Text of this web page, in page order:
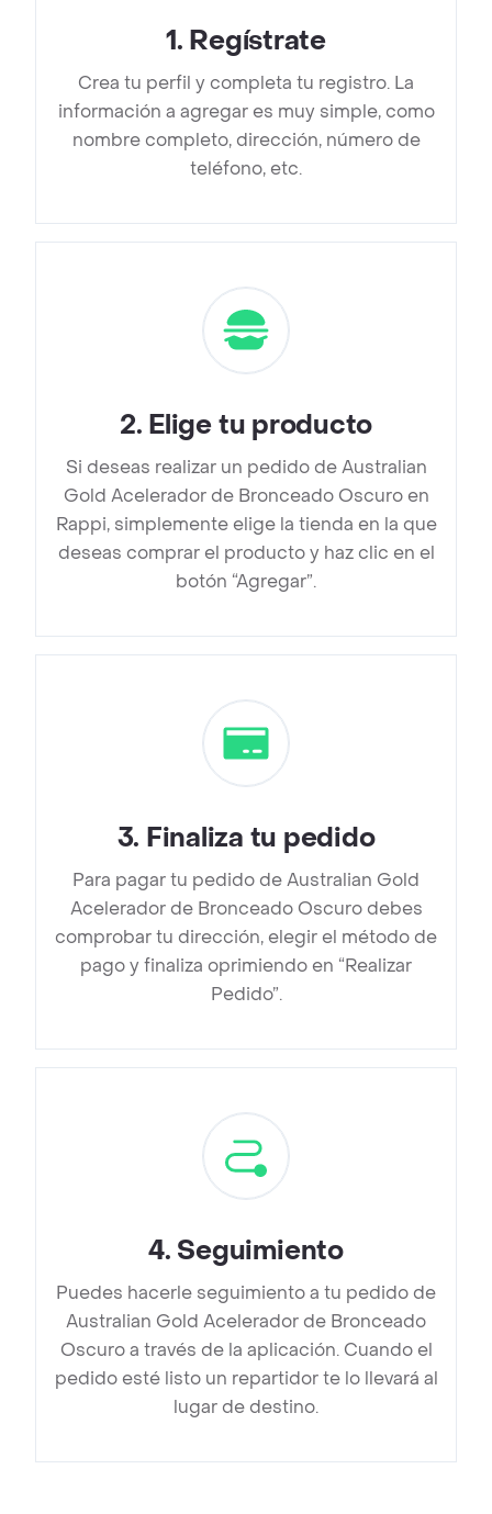
1. Regístrate
Crea tu perfil y completa tu registro. La
información a agregar es muy simple, como
nombre completo, dirección, número de
teléfono, etc.
2. Elige tu producto
Si deseas realizar un pedido de Australian
Gold Acelerador de Bronceado Oscuro en
Rappi, simplemente elige la tienda en la que
deseas comprar el producto y haz clic en el
botón “Agregar”.
3. Finaliza tu pedido
Para pagar tu pedido de Australian Gold
Acelerador de Bronceado Oscuro debes
comprobar tu dirección, elegir el método de
pago y finaliza oprimiendo en “Realizar
Pedido”.
4. Seguimiento
Puedes hacerle seguimiento a tu pedido de
Australian Gold Acelerador de Bronceado
Oscuro a través de la aplicación. Cuando el
pedido esté listo un repartidor te lo llevará al
lugar de destino.